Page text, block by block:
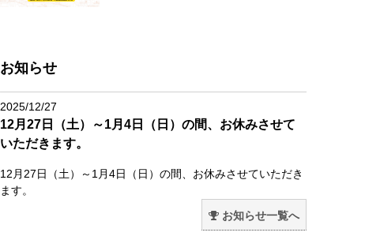
お知らせ
2025/12/27
12月27日（土）～1月4日（日）の間、お休みさせて
いただきます。
12月27日（土）～1月4日（日）の間、お休みさせていただき
ます。
お知らせ一覧へ